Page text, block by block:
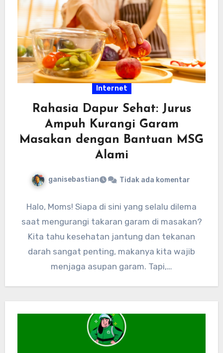
Internet
Rahasia Dapur Sehat: Jurus
Ampuh Kurangi Garam
Masakan dengan Bantuan MSG
Alami
ganisebastian Tidak ada komentar
Halo, Moms! Siapa di sini yang selalu dilema
saat mengurangi takaran garam di masakan?
Kita tahu kesehatan jantung dan tekanan
darah sangat penting, makanya kita wajib
menjaga asupan garam. Tapi,…